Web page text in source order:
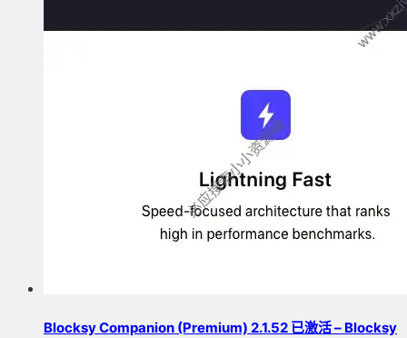
Blocksy Companion (Premium) 2.1.52 已激活 – Blocksy